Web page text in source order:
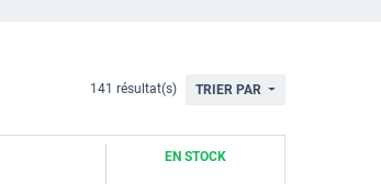
141 résultat(s) TRIER PAR
EN STOCK